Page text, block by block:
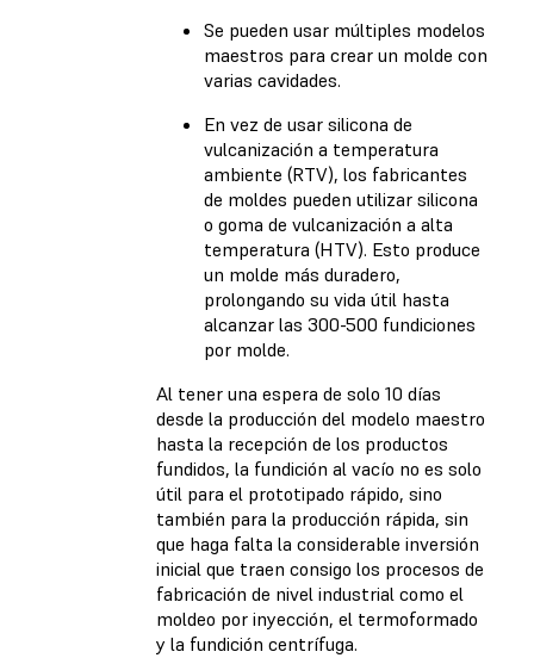
Se pueden usar múltiples modelos
maestros para crear un molde con
varias cavidades.
En vez de usar silicona de
vulcanización a temperatura
ambiente (RTV), los fabricantes
de moldes pueden utilizar silicona
o goma de vulcanización a alta
temperatura (HTV). Esto produce
un molde más duradero,
prolongando su vida útil hasta
alcanzar las 300-500 fundiciones
por molde.
Al tener una espera de solo 10 días
desde la producción del modelo maestro
hasta la recepción de los productos
fundidos, la fundición al vacío no es solo
útil para el prototipado rápido, sino
también para la producción rápida, sin
que haga falta la considerable inversión
inicial que traen consigo los procesos de
fabricación de nivel industrial como el
moldeo por inyección, el termoformado
y la fundición centrífuga.